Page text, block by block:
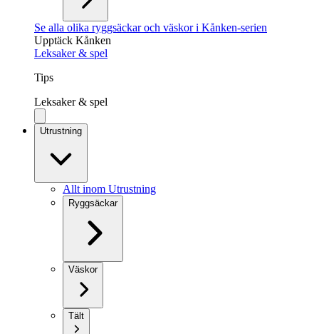
Se alla olika ryggsäckar och väskor i Kånken-serien
Upptäck Kånken
Leksaker & spel
Tips
Leksaker & spel
Utrustning
Allt inom Utrustning
Ryggsäckar
Väskor
Tält